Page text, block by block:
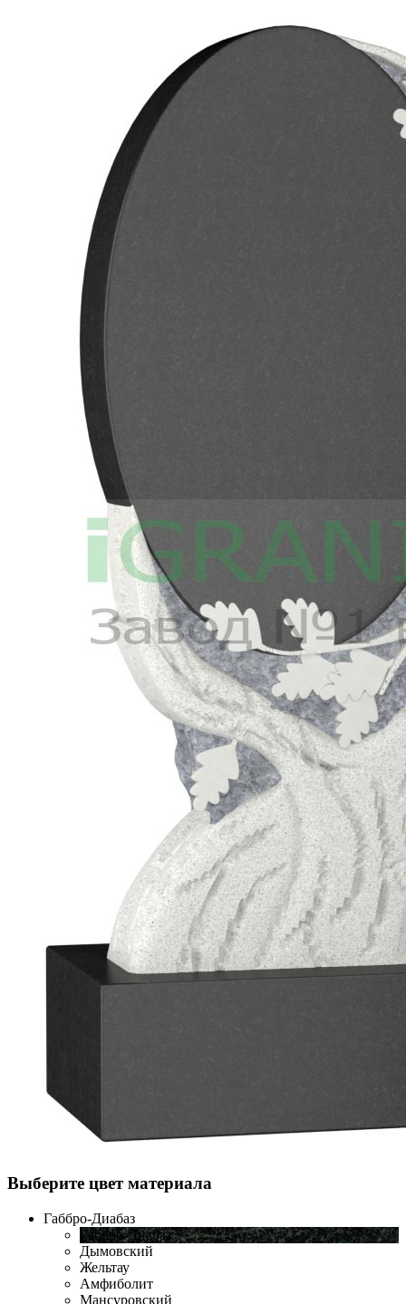
Выберите цвет материала
Габбро-Диабаз
Габбро-Диабаз
Дымовский
Жельтау
Амфиболит
Мансуровский